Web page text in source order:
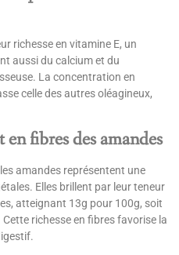
richesse en vitamine E, un
aussi du calcium et du
La concentration en
celle des autres oléagineux,
fibres des amandes
amandes représentent une
Elles brillent par leur teneur
atteignant 13g pour 100g, soit
richesse en fibres favorise la